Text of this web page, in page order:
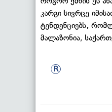
კარგი სივრცე
ტენდენციებს,
მალაზონია,